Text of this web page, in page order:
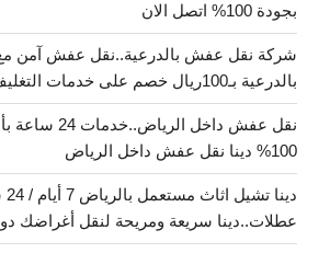
بجودة 100% اتصل الان
شركة نقل عفش بالدرعية..نقل عفش آمن
بالدرعية بـ100ريال خصم على خدمات التغليف
نقل عفش داخل
100% دينا نقل عفش داخل الرياض
عطلات..دينا سريعة ومريحة لنقل أغراضك